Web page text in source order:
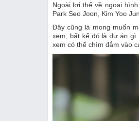
Ngoài lợi thế về ngoại
Park Seo Joon, Kim Yoo
Đây cũng là mong muốn
xem, bất kể đó là dự án
xem có thể chìm đắm vào